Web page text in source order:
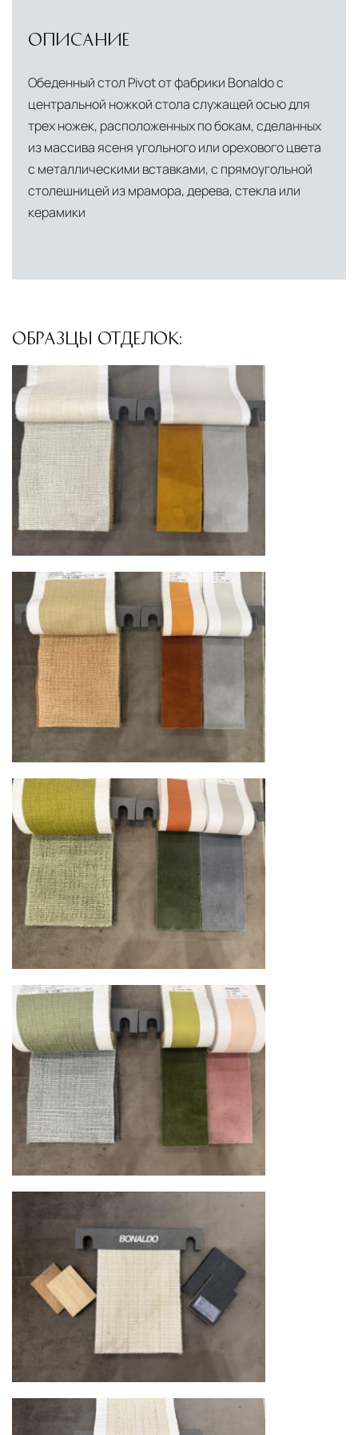
инфраструктуры позволяет сократить сроки
сохранностью продукции.
Глобальная сеть распределительных
центров
Помимо Москвы, мы располагаем
логистическими узлами в ключевых
международных хабах:
Лондон, Великобритания
логистический хаб для европейского рынка
— центр доставки для
североамериканского сегмента
Другие страны Европы
— расширенная
сеть партнёрских складов
Условия доставки по Москве и Московской
области
Для клиентов Москвы и МО предусмотрены
следующие услуги:
Доставка до адреса
— транспортировка
товара от нашего склада непосредственно к
месту назначения с соблюдением сроков
Профессиональная выгрузка
квалифицированные грузчики
осуществляют разгрузку с применением
специального оборудования и техники
Подъём на этажи— доставка мебели и
дверных блоков в квартиры и офисы с
использованием лифтов или монтажных
средств
Распаковка и расстановка
— специалисты
распаковывают товар и устанавливают его в
указанное место
Вывоз упаковочного материала
очистка помещения от тары и упаковки
Гарантийная проверка — осмотр товара на
предмет повреждений и дефектов при
доставке
Сроки доставки
Стандартная доставка по
Москве осуществляется в течение 3-5 рабочих
дней. Для Московской области сроки зависят
от удалённости объекта и варьируются от 5 до
10 рабочих дней. Возможна срочная доставка
при наличии свободных логистических
ресурсов.
Управление логистикой и контроль
качества
Каждый заказ отслеживается в режиме
реального времени через систему GPS-
мониторинга. Наша команда логистических
специалистов с опытом работы в
международной доставке обеспечивает
полную сохранность груза, соблюдение
температурного режима и защиту от
ОПИСАНИЕ
Обеденный стол Pivot от фабрики Bonaldo с
центральной ножкой стола служащей осью для
трех ножек, расположенных по бокам, сделанных
из массива ясеня угольного или орехового цвета
с металлическими вставками, с прямоугольной
столешницей из мрамора, дерева, стекла или
керамики
ОБРАЗЦЫ ОТДЕЛОК: